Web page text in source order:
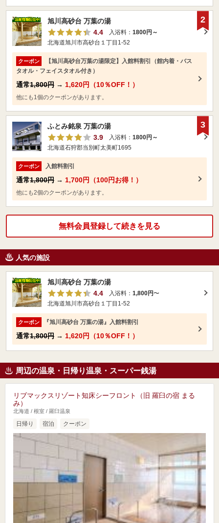
旭川高砂台 万葉の湯
4.4
入浴料： 1800円～
北海道旭川市高砂台１丁目1-52
クーポン
【旭川高砂台万葉の湯限定】入館料割引（館内着・バス
タオル・フェイスタオル付き）
通常1,800円 → 1,620円（10％OFF！）
他にも1個のクーポンがあります。
2
ふとみ銘泉 万葉の湯
3.9
入浴料： 1800円～
北海道石狩郡当別町太美町1695
クーポン 入館料割引
通常1,800円 → 1,700円（100円お得！）
他にも2個のクーポンがあります。
3
無料会員登録して続きを見る
人気の施設
旭川高砂台 万葉の湯
4.4
入浴料： 1,800円〜
北海道旭川市高砂台１丁目1-52
クーポン 『旭川高砂台 万葉の湯』入館料割引
通常1,800円 → 1,620円（10％OFF！）
周辺の温泉・日帰り温泉・スーパー銭湯
リブマックスリゾート知床シーフロント（旧 羅臼の宿 まる
み）
北海道 / 根室 / 羅臼温泉
日帰り 宿泊 クーポン